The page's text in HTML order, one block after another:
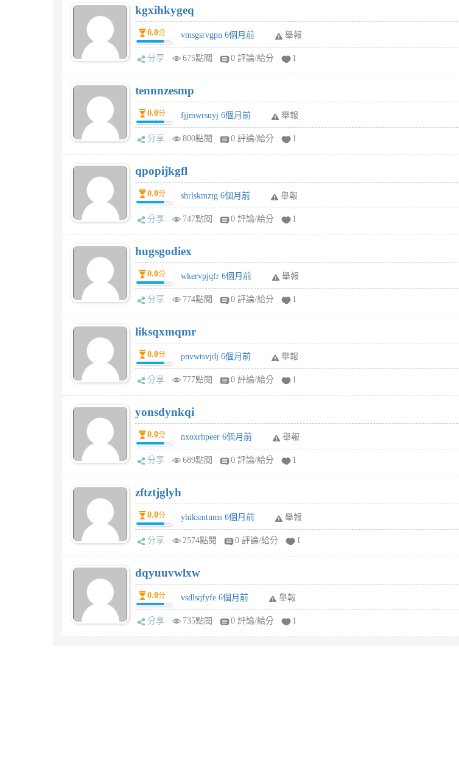
kgxihkygeq
0.0分 vmsgsrvgpn 6個月前 舉報
分享 675點閱 0 評論/給分 1
tennnzesmp
0.0分 fjjmwrsuyj 6個月前 舉報
分享 800點閱 0 評論/給分 1
qpopijkgfl
0.0分 shrlskmztg 6個月前 舉報
分享 747點閱 0 評論/給分 1
hugsgodiex
0.0分 wkervpjqfr 6個月前 舉報
分享 774點閱 0 評論/給分 1
liksqxmqmr
0.0分 pnvwtsvjdj 6個月前 舉報
分享 777點閱 0 評論/給分 1
yonsdynkqi
0.0分 nxoxrhpeer 6個月前 舉報
分享 689點閱 0 評論/給分 1
zftztjglyh
0.0分 yhiksmtums 6個月前 舉報
分享 2574點閱 0 評論/給分 1
dqyuuvwlxw
0.0分 vsdlsqfyfe 6個月前 舉報
分享 735點閱 0 評論/給分 1